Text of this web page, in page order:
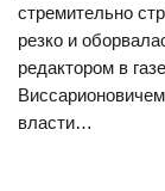
стремительно
резко и
редактором в
власти…